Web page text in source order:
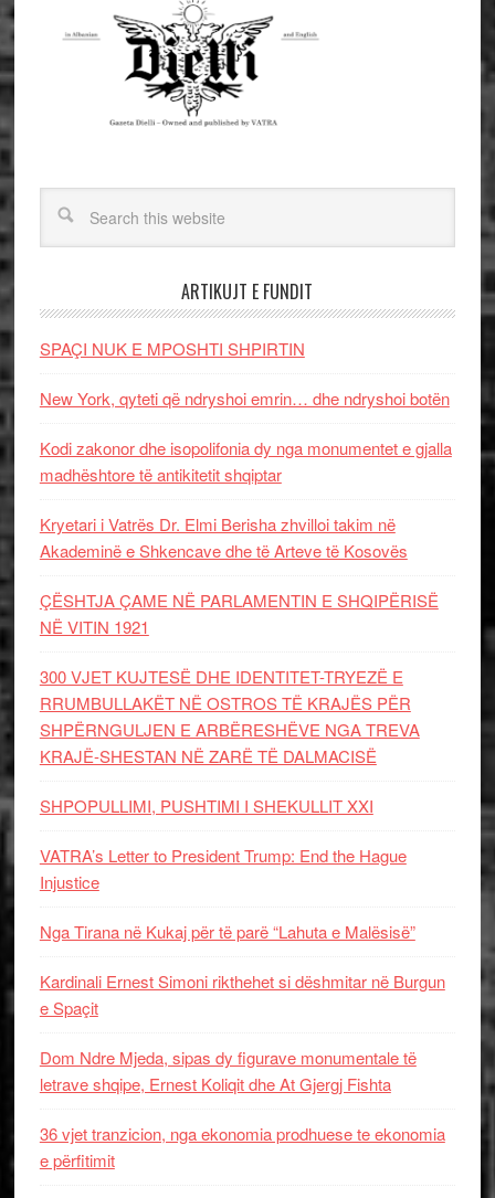
ARTIKUJT E FUNDIT
SPAÇI NUK E MPOSHTI SHPIRTIN
New York, qyteti që ndryshoi emrin… dhe ndryshoi botën
Kodi zakonor dhe isopolifonia dy nga monumentet e gjalla
madhështore të antikitetit shqiptar
Kryetari i Vatrës Dr. Elmi Berisha zhvilloi takim në
Akademinë e Shkencave dhe të Arteve të Kosovës
ÇËSHTJA ÇAME NË PARLAMENTIN E SHQIPËRISË
NË VITIN 1921
300 VJET KUJTESË DHE IDENTITET-TRYEZË E
RRUMBULLAKËT NË OSTROS TË KRAJËS PËR
SHPËRNGULJEN E ARBËRESHËVE NGA TREVA
KRAJË-SHESTAN NË ZARË TË DALMACISË
SHPOPULLIMI, PUSHTIMI I SHEKULLIT XXI
VATRA’s Letter to President Trump: End the Hague
Injustice
Nga Tirana në Kukaj për të parë “Lahuta e Malësisë”
Kardinali Ernest Simoni rikthehet si dëshmitar në Burgun
e Spaçit
Dom Ndre Mjeda, sipas dy figurave monumentale të
letrave shqipe, Ernest Koliqit dhe At Gjergj Fishta
36 vjet tranzicion, nga ekonomia prodhuese te ekonomia
e përfitimit